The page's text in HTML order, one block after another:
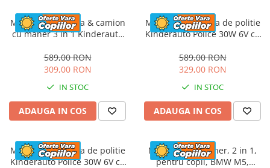
Masinuta electrica & camion
cu maner 3 in 1 Kinderauto
tapitat, music player
589,00 RON
309,00 RON
IN STOC
ADAUGA IN COS
Masinuta electrica de politie
Kinderauto Police 30W 6V cu
bluetooth, culoare Alb
589,00 RON
329,00 RON
IN STOC
ADAUGA IN COS
Masinuta electrica de politie
Kinderauto Police 30W 6V cu
Masinuta cu maner, 2 in 1,
pentru copii, BMW M5,